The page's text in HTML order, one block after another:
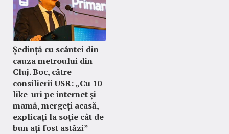
Ședință cu scântei din
cauza metroului din
Cluj. Boc, către
consilierii USR: „Cu 10
like-uri pe internet și
mamă, mergeți acasă,
explicați la soție cât de
bun ați fost astăzi”